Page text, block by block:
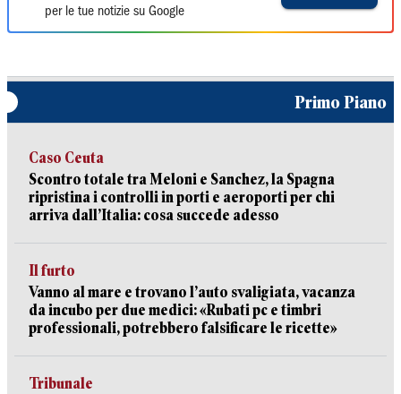
per le tue notizie su Google
Primo Piano
Caso Ceuta
Scontro totale tra Meloni e Sanchez, la Spagna
ripristina i controlli in porti e aeroporti per chi
arriva dall’Italia: cosa succede adesso
Il furto
Vanno al mare e trovano l’auto svaligiata, vacanza
da incubo per due medici: «Rubati pc e timbri
professionali, potrebbero falsificare le ricette»
Tribunale